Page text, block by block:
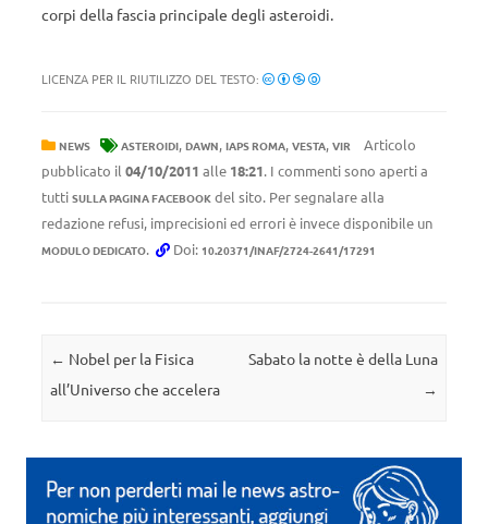
corpi della fascia principale degli asteroidi.
LICENZA PER IL RIUTILIZZO DEL TESTO:
NEWS ASTEROIDI, DAWN, IAPS ROMA, VESTA, VIR
Articolo
pubblicato il 04/10/2011 alle 18:21. I commenti sono aperti a
tutti SULLA PAGINA FACEBOOK del sito. Per segnalare alla
redazione refusi, imprecisioni ed errori è invece disponibile un
MODULO DEDICATO. Doi: 10.20371/INAF/2724-2641/17291
Navigazione articolo
← Nobel per la Fisica
all’Universo che accelera
Sabato la notte è della Luna
→